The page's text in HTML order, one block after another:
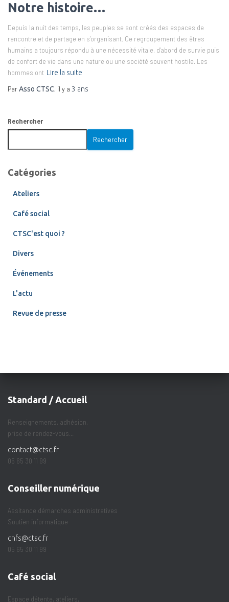
Notre histoire…
Depuis la nuit des temps, les peuples se sont créés des espaces de
rencontre et de partage en s’organisant. Ce regroupement des êtres
humains a toujours répondu à une nécessité vitale, d’abord de survie puis
de confort de vie dans une nature ou une société souvent hostile. Les
hommes ont Lire la suite
ParAsso CTSC, il y a 3 ans
Rechercher
Rechercher
Catégories
Ateliers
Café social
CTSC'est quoi ?
Divers
Événements
L'actu
Revue de presse
Standard / Accueil
Renseignements, adhésion,
prise de rendez-vous...
contact@ctsc.fr
05 65 30 11 99
Conseiller numérique
Assitance démarches administratives
Soutien informatique
cnfs@ctsc.fr
05 65 30 11 99
Café social
Espace détente, ateliers,